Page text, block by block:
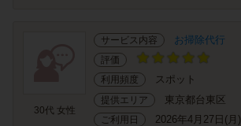
30代 女性
サービス内容 お掃除代行
評価
利用頻度
スポット
提供エリア 東京都台東区
ご利用日 2026年4月27日(月)